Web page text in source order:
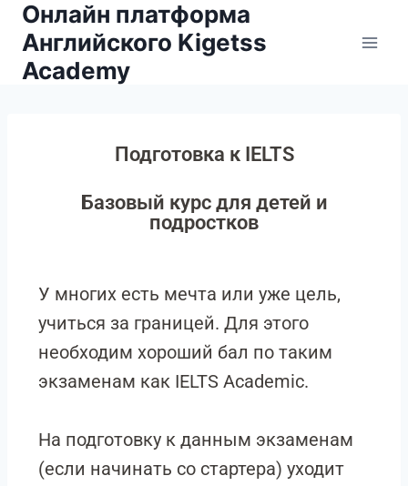
Онлайн платформа
Английского Kigetss
Academy
Подготовка к IELTS
Базовый курс для детей и
подростков
У многих есть мечта или уже цель,
учиться за границей. Для этого
необходим хороший бал по таким
экзаменам как IELTS Academic.
На подготовку к данным экзаменам
(если начинать со стартера) уходит